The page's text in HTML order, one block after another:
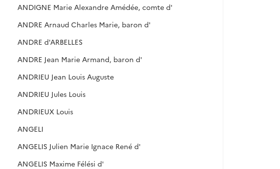
ANDIGNE Marie Alexandre Amédée, comte d'
ANDRE Arnaud Charles Marie, baron d'
ANDRE d'ARBELLES
ANDRE Jean Marie Armand, baron d'
ANDRIEU Jean Louis Auguste
ANDRIEU Jules Louis
ANDRIEUX Louis
ANGELI
ANGELIS Julien Marie Ignace René d'
ANGELIS Maxime Félési d'